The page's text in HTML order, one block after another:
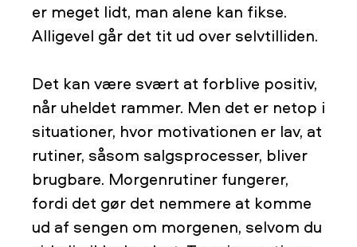
er meget lidt, man alene kan fikse.
Alligevel går det tit ud over selvtilliden.
Det kan være svært at forblive positiv,
når uheldet rammer. Men det er netop i
situationer, hvor motivationen er lav, at
rutiner, såsom salgsprocesser, bliver
brugbare. Morgenrutiner fungerer,
fordi det gør det nemmere at komme
ud af sengen om morgenen, selvom du